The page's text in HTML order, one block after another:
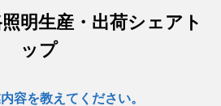
明生産・出荷シェアト
ップ
容を教えてください。